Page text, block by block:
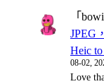
「
JPEG
Heic to
08-02,
Love